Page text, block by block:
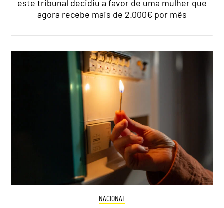
este tribunal decidiu a favor de uma mulher que
agora recebe mais de 2.000€ por mês
NACIONAL